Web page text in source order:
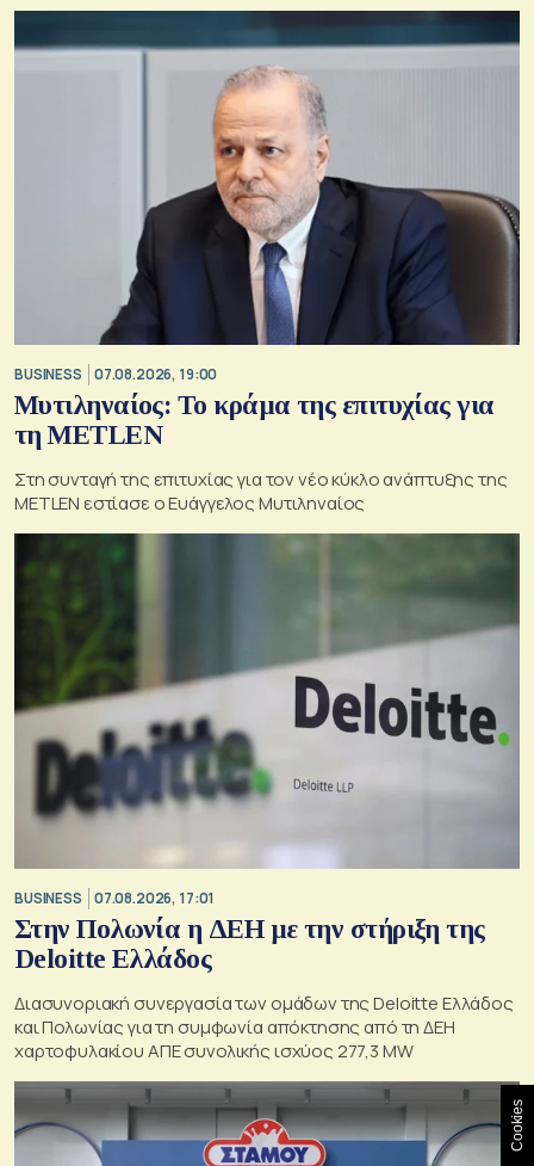
BUSINESS 07.08.2026, 19:00
Μυτιληναίος: Το κράμα της επιτυχίας για
τη METLEN
Στη συνταγή της επιτυχίας για τον νέο κύκλο ανάπτυξης της
METLEN εστίασε ο Ευάγγελος Μυτιληναίος
BUSINESS 07.08.2026, 17:01
Στην Πολωνία η ΔΕΗ με την στήριξη της
Deloitte Ελλάδος
Διασυνοριακή συνεργασία των ομάδων της Deloitte Ελλάδος
και Πολωνίας για τη συμφωνία απόκτησης από τη ΔΕΗ
χαρτοφυλακίου ΑΠΕ συνολικής ισχύος 277,3 MW
Cookies